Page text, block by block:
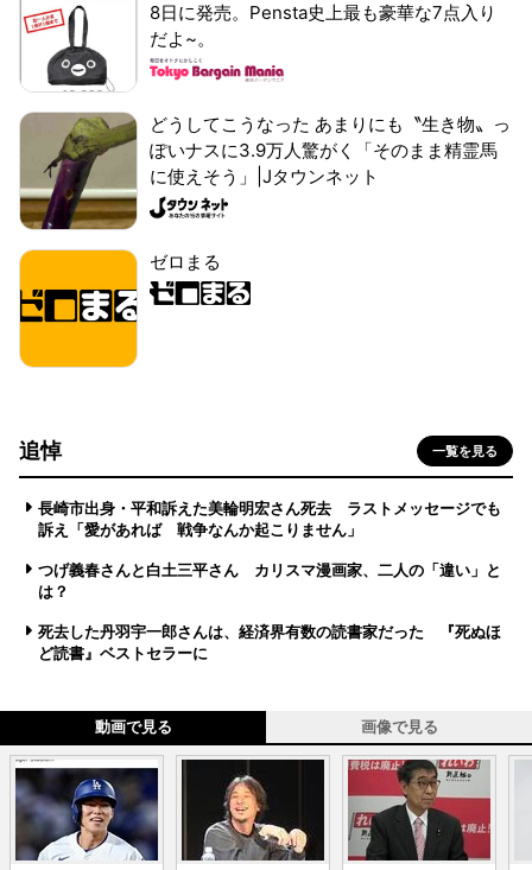
8日に発売。Pensta史上最も豪華な7点入り
だよ~。
どうしてこうなった あまりにも〝生き物〟っ
ぽいナスに3.9万人驚がく「そのまま精霊馬
に使えそう」|Jタウンネット
ゼロまる
追悼 一覧を見る
長崎市出身・平和訴えた美輪明宏さん死去 ラストメッセージでも
訴え「愛があれば 戦争なんか起こりません」
つげ義春さんと白土三平さん カリスマ漫画家、二人の「違い」と
は？
死去した丹羽宇一郎さんは、経済界有数の読書家だった 『死ぬほ
ど読書』ベストセラーに
動画で見る 画像で見る